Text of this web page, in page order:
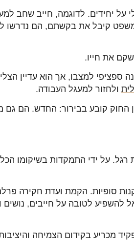
על יחידים. לדוגמה, חייב שחב
המשפט קיבל את בקשתם, הם נדרשו
את חייו.
למצבו, אך הוא עדיין
ולחזור למעגל העבודה.
החוק קובע בבירור: החדש. הם גם
רגל. על ידי התמקדות בשיקומו
סופיות. הקמת ועדת חקירה
להשפיע לטובה על חייבים, נושים
מכריע בקידום הצמיחה